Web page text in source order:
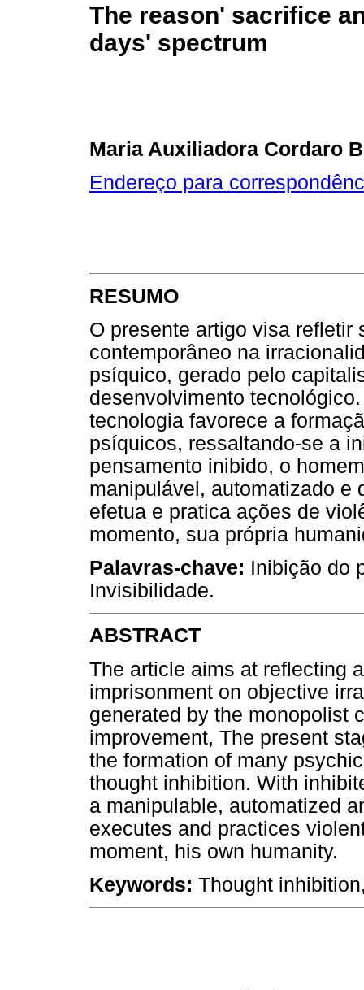
The reason' sacrifice
days' spectrum
Maria Auxiliadora Cordaro
Endereço para
RESUMO
O presente artigo visa refletir
contemporâneo na
psíquico, gerado pelo
desenvolvimento
tecnologia favorece a
psíquicos, ressaltando-se a
pensamento inibido, o
manipulável, automatizado e
efetua e pratica ações de
momento, sua própria
Palavras-chave: Inibição do
Invisibilidade.
ABSTRACT
The article aims at reflecting
imprisonment on objective
generated by the monopolist
improvement, The present
the formation of many
thought inhibition. With
a manipulable, automatized
executes and practices
moment, his own humanity.
Keywords: Thought